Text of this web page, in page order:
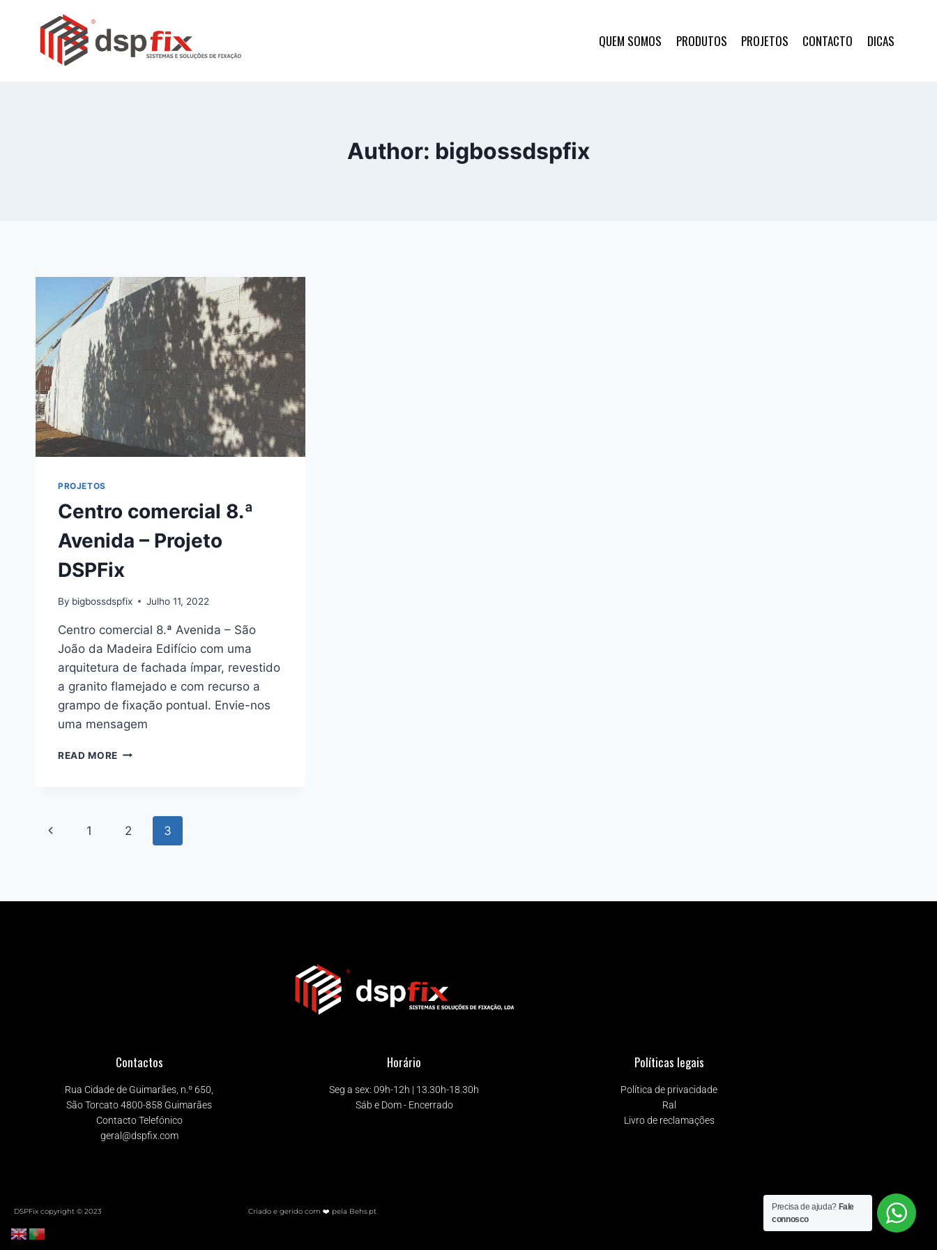
QUEM SOMOS PRODUTOS PROJETOS CONTACTO DICAS
Author: bigbossdspfix
PROJETOS
Centro comercial 8.ª
Avenida – Projeto
DSPFix
By bigbossdspfix Julho 11, 2022
Centro comercial 8.ª Avenida – São
João da Madeira Edifício com uma
arquitetura de fachada ímpar, revestido
a granito flamejado e com recurso a
grampo de fixação pontual. Envie-nos
uma mensagem
READ MORE
1 2 3
Contactos
Rua Cidade de Guimarães, n.º 650,
São Torcato 4800-858 Guimarães
Contacto Telefónico
geral@dspfix.com
Horário
Seg a sex: 09h-12h | 13.30h-18.30h
Sáb e Dom - Encerrado
Políticas legais
Política de privacidade
Ral
Livro de reclamações
DSPFix copyright © 2023 Criado e gerido com ❤️ pela Behs.pt Precisa de ajuda? Fale
connosco